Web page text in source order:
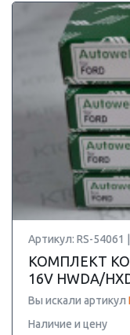
Артикул: RS-54061 |
КОМПЛЕКТ
16V HWDA/
Вы искали артикул
Наличие и цену